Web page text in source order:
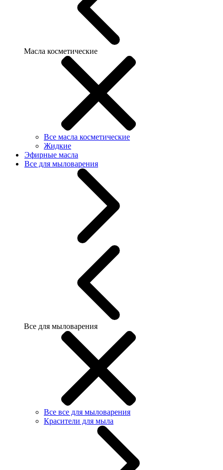
Масла косметические
Все масла косметические
Жидкие
Эфирные масла
Все для мыловарения
Все для мыловарения
Все все для мыловарения
Красители для мыла